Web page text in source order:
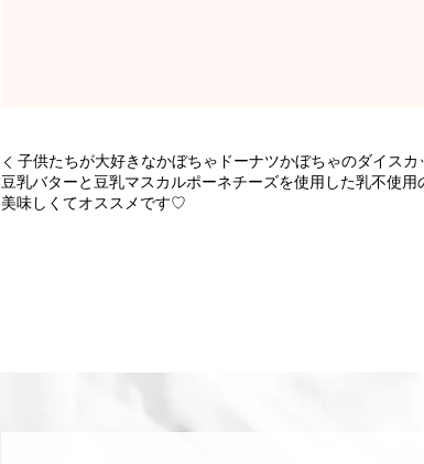
子供たちが大好きなかぼちゃドーナツ かぼちゃのダイス
豆乳バターと豆乳マスカルポーネチーズを使用した乳不使
美味しくてオススメです♡